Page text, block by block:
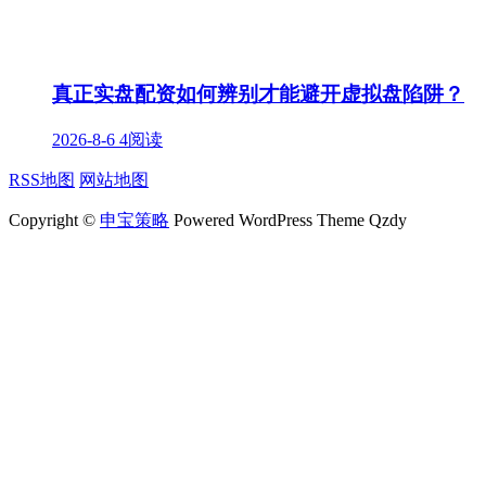
真正实盘配资如何辨别才能避开虚拟盘陷阱？
2026-8-6 4阅读
RSS地图 网站地图
Copyright © 申宝策略 Powered WordPress Theme Qzdy